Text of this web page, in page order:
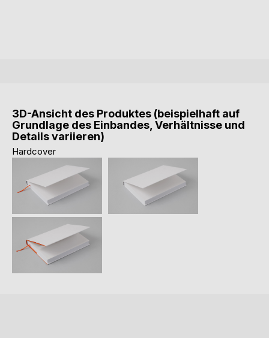
3D-Ansicht des Produktes (beispielhaft auf
Grundlage des Einbandes, Verhältnisse und
Details variieren)
Hardcover